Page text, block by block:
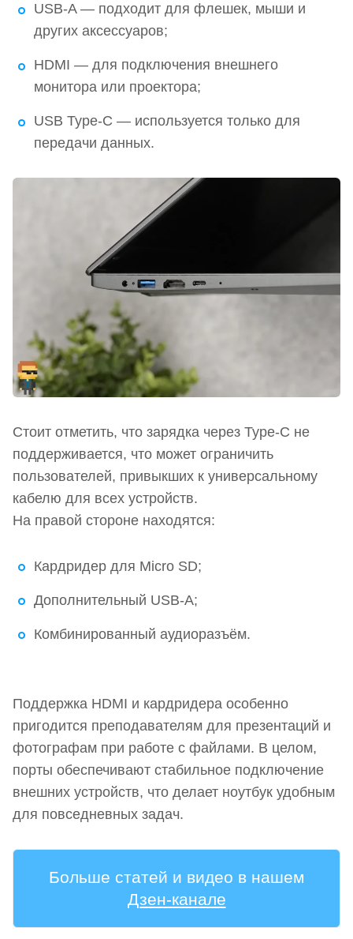
USB-A — подходит для флешек, мыши и
других аксессуаров;
HDMI — для подключения внешнего
монитора или проектора;
USB Type-C — используется только для
передачи данных.
Стоит отметить, что зарядка через Type-C не
поддерживается, что может ограничить
пользователей, привыкших к универсальному
кабелю для всех устройств.
На правой стороне находятся:
Кардридер для Micro SD;
Дополнительный USB-A;
Комбинированный аудиоразъём.
Поддержка HDMI и кардридера особенно
пригодится преподавателям для презентаций и
фотографам при работе с файлами. В целом,
порты обеспечивают стабильное подключение
внешних устройств, что делает ноутбук удобным
для повседневных задач.
Больше статей и видео в нашем
Дзен-канале